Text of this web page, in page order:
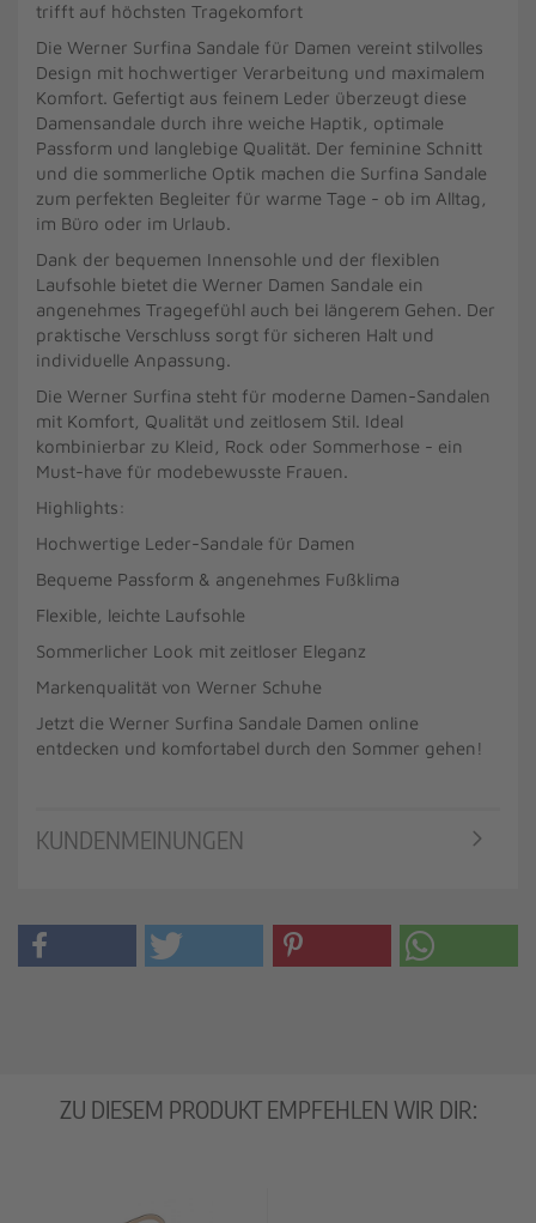
trifft auf höchsten Tragekomfort
Die Werner Surfina Sandale für Damen vereint stilvolles
Design mit hochwertiger Verarbeitung und maximalem
Komfort. Gefertigt aus feinem Leder überzeugt diese
Damensandale durch ihre weiche Haptik, optimale
Passform und langlebige Qualität. Der feminine Schnitt
und die sommerliche Optik machen die Surfina Sandale
zum perfekten Begleiter für warme Tage - ob im Alltag,
im Büro oder im Urlaub.
Dank der bequemen Innensohle und der flexiblen
Laufsohle bietet die Werner Damen Sandale ein
angenehmes Tragegefühl auch bei längerem Gehen. Der
praktische Verschluss sorgt für sicheren Halt und
individuelle Anpassung.
Die Werner Surfina steht für moderne Damen-Sandalen
mit Komfort, Qualität und zeitlosem Stil. Ideal
kombinierbar zu Kleid, Rock oder Sommerhose - ein
Must-have für modebewusste Frauen.
Highlights:
Hochwertige Leder-Sandale für Damen
Bequeme Passform & angenehmes Fußklima
Flexible, leichte Laufsohle
Sommerlicher Look mit zeitloser Eleganz
Markenqualität von Werner Schuhe
Jetzt die Werner Surfina Sandale Damen online
entdecken und komfortabel durch den Sommer gehen!
KUNDENMEINUNGEN
ZU DIESEM PRODUKT EMPFEHLEN WIR DIR: